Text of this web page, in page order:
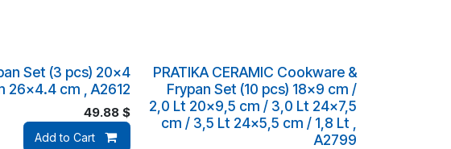
PRATIKA CERAMIC Cookware &
Frypan Set (10 pcs) 18x9 cm /
2,0 Lt 20x9,5 cm / 3,0 Lt 24x7,5
cm / 3,5 Lt 24x5,5 cm / 1,8 Lt ,
A2799
Set (3 pcs) 20x4
26x4.4 cm , A2612
$
49.88
Add to Cart